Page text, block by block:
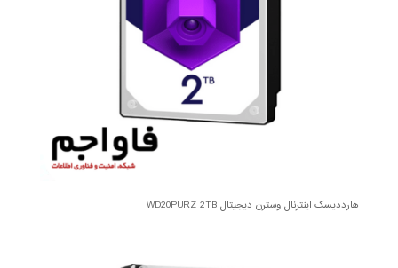
هارددیسک اینترنال وسترن دیجیتال WD20PURZ 2TB